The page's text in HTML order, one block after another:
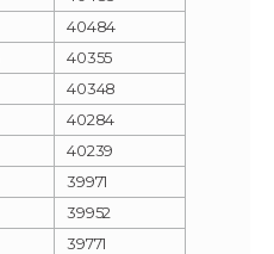
40484
40355
40348
40284
40239
39971
39952
39771